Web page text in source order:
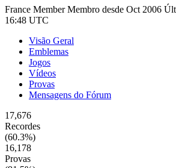
France MemberMembro desde Oct 2006
16:48 UTC
Visão Geral
Emblemas
Jogos
Vídeos
Provas
Mensagens do Fórum
17,676
Recordes
(60.3%)
16,178
Provas